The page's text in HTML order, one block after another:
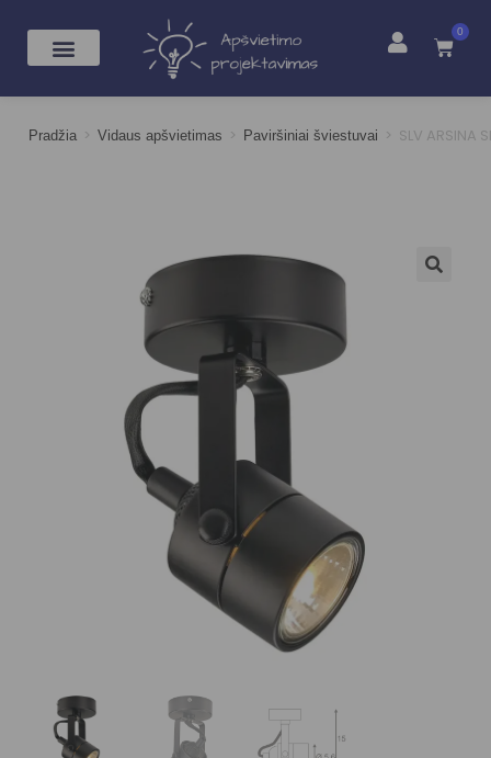
0
Pradžia > Vidaus apšvietimas > Paviršiniai šviestuvai > SLV